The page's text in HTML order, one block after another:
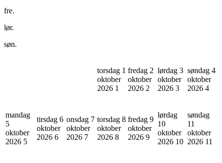
fre.
lør.
søn.
torsdag 1
oktober
2026 1
fredag 2
oktober
2026 2
lørdag 3
oktober
2026 3
søndag 4
oktober
2026 4
mandag
5
oktober
2026 5
tirsdag 6
oktober
2026 6
onsdag 7
oktober
2026 7
torsdag 8
oktober
2026 8
fredag 9
oktober
2026 9
lørdag
10
oktober
2026 10
søndag
11
oktober
2026 11